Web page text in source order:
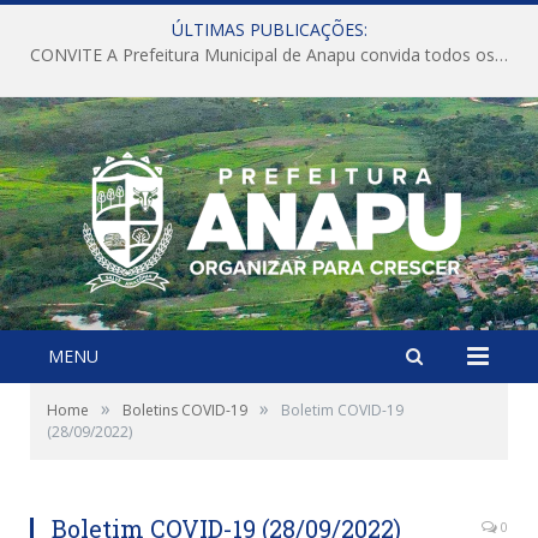
ÚLTIMAS PUBLICAÇÕES:
CONVITE A Prefeitura Municipal de Anapu convida todos os servidores públicos municipais para participarem da Audiência Pública de discussão da Lei de Diretrizes Orçamentárias (LDO), importante instrumento de planejamento das ações e investimentos da Administração Pública para o próximo exercício financeiro.
MENU
Home » Boletins COVID-19 »
Boletim COVID-19
(28/09/2022)
Boletim COVID-19 (28/09/2022) 0